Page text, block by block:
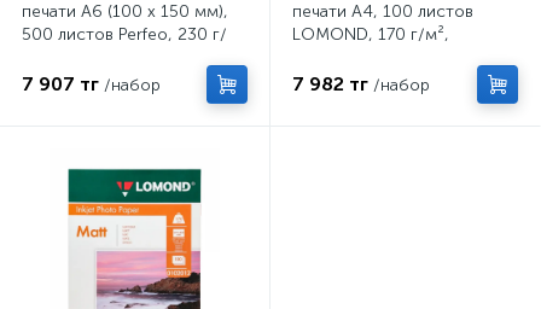
печати А6 (100 х 150 мм),
500 листов Perfeo, 230 г/
глянцевая
7 907 тг /набор
печати А4, 100 листов
LOMOND, 170 г/м²,
7 982 тг /набор